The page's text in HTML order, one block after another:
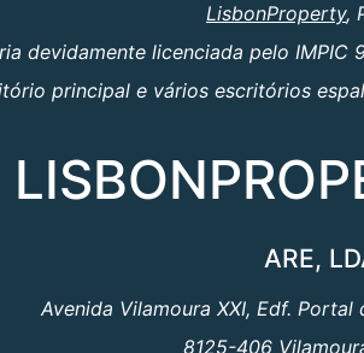
LisbonProperty,
devidamente licenciada pelo
principal e vários escritórios
ARE,
Avenida Vilamoura XXI, Edf. Portal
8125-406